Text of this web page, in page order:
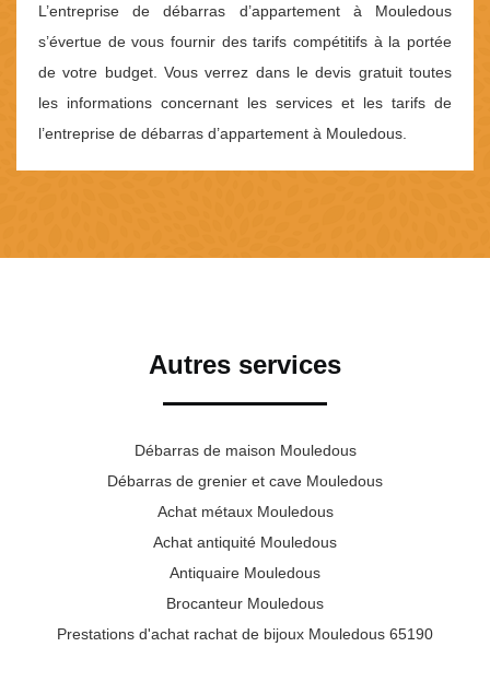
L’entreprise de débarras d’appartement à Mouledous
s’évertue de vous fournir des tarifs compétitifs à la portée
de votre budget. Vous verrez dans le devis gratuit toutes
les informations concernant les services et les tarifs de
l’entreprise de débarras d’appartement à Mouledous.
Autres services
Débarras de maison Mouledous
Débarras de grenier et cave Mouledous
Achat métaux Mouledous
Achat antiquité Mouledous
Antiquaire Mouledous
Brocanteur Mouledous
Prestations d'achat rachat de bijoux Mouledous 65190